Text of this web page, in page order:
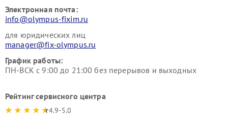
Электронная почта:
info@olympus-fixim.ru
для юридических лиц
manager@fix-olympus.ru
График работы:
ПН-ВСК с 9:00 до 21:00 без перерывов и выходных
Рейтинг сервисного центра
4.9-5.0